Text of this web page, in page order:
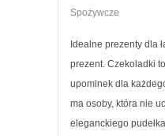
Spożywcze
Idealne prezenty dla
prezent. Czekoladki
upominek dla
ma osoby, która nie
eleganckiego